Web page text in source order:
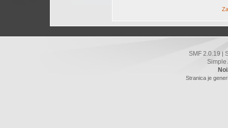
SMF 2.0.19
Simple
Stranica je